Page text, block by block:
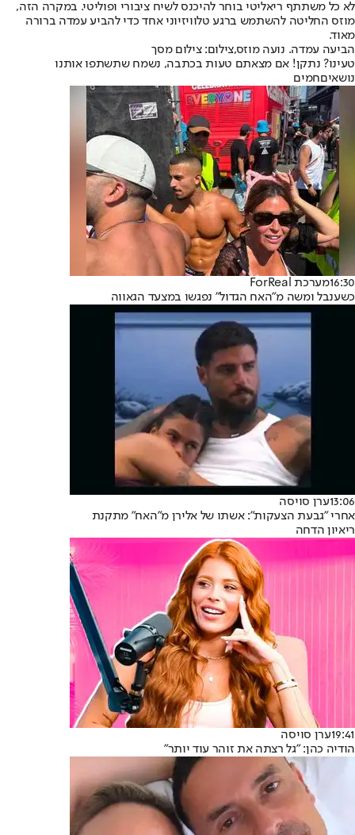
לא כל משתתף ריאליטי בוחר להיכנס לשיח ציבורי ופוליטי. במקרה הזה,
מוזס החליטה להשתמש ברגע טלוויזיוני אחד כדי להביע עמדה ברורה
מאוד.
הביעה עמדה. נועה מוזס,צילום: צילום מסך
טעינו? נתקן! אם מצאתם טעות בכתבה, נשמח שתשתפו אותנו
נושאיםחמים
16:30מערכת ForReal
כשענבל ומשה מ"האח הגדול" נפגשו במצעד הגאווה
13:06ערן סויסה
אחרי "גבעת הצעקות": אשתו של אלירן מ"האח" מתקנת
ריאיון הדחה
19:41ערן סויסה
הודיה כהן: "גל רצתה את זוהר עוד יותר"